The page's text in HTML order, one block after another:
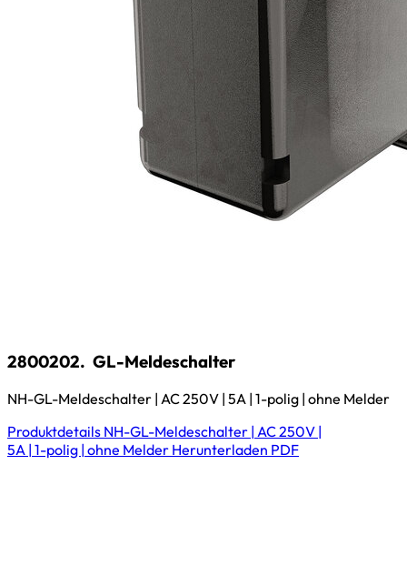
2800202. GL-Meldeschalter
NH-GL-Meldeschalter | AC 250V | 5A | 1-polig | ohne Melder
Produktdetails NH-GL-Meldeschalter | AC 250V |
5A | 1-polig | ohne Melder Herunterladen PDF